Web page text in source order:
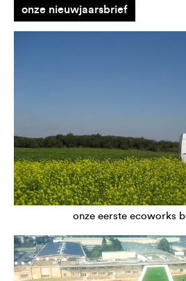
onze nieuwjaarsbrief
onze eerste ecoworks